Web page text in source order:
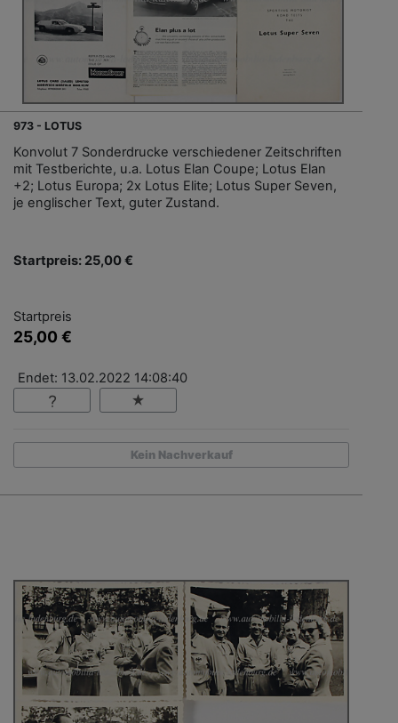
973 - LOTUS
Konvolut 7 Sonderdrucke verschiedener Zeitschriften
mit Testberichte, u.a. Lotus Elan Coupe; Lotus Elan
+2; Lotus Europa; 2x Lotus Elite; Lotus Super Seven,
je englischer Text, guter Zustand.
Startpreis: 25,00 €
Startpreis
25,00 €
Endet: 13.02.2022 14:08:40
Kein Nachverkauf